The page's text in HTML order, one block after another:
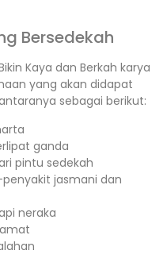
Bersedekah
Kaya dan Berkah karya
yang akan didapat
sebagai berikut:
ganda
pintu sedekah
jasmani dan
neraka